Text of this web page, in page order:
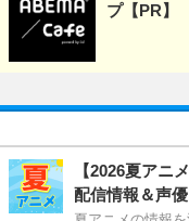
プ【PR】
【2026夏アニ
配信情報＆声